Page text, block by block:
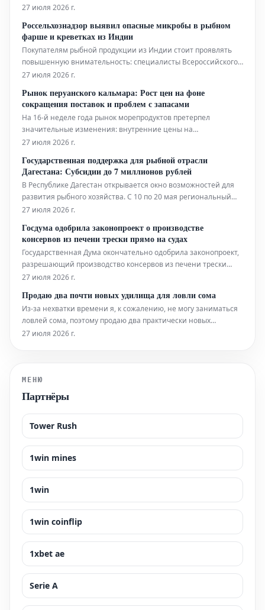
минувшее воскресенье ассоциацией Over Fishing Circeo. Курс
полученных в результате морских происшествий.
Мероприятие, пр
27 июля 2026 г.
Россельхознадзор выявил опасные микробы в рыбном
фарше и креветках из Индии
Покупателям рыбной продукции из Индии стоит проявлять
повышенную внимательность: специалисты Всероссийского
государственного Центра качества и стандартизации
«ВГНКИ»), подведомственного Россельхознадзору,
обнаружили серьезные нарушения микробиол
27 июля 2026 г.
Рынок перуанского кальмара: Рост цен на фоне
сокращения поставок и проблем с запасами
На 16-й неделе года рынок морепродуктов претерпел
значительные изменения: внутренние цены на
глубоководные виды, в частности на перуанского кальмара
гигантского кальмара увеличилась во всех размерных
категориях, при этом цельный кальма
27 июля 2026 г.
Государственная поддержка для рыбной отрасли
Дагестана: Субсидии до 7 миллионов рублей
В Республике Дагестан открывается окно возможностей для
развития рыбного хозяйства. С 10 по 20 мая региональный
комитет по рыбному хозяйству проведет отбор заявок на
инициатива призвана стимулировать развитие предприятий,
работающих в сфере акв
27 июля 2026 г.
Госдума одобрила законопроект о производстве
консервов из печени трески прямо на судах
Государственная Дума окончательно одобрила законопроект,
разрешающий производство консервов из печени трески
непосредственно на борту прибрежных рыболовных судов.
рыбопромыслового флота (АСРФ), направлена на сохранение
ценного ресур
27 июля 2026 г.
Продаю два почти новых удилища для ловли сома
Из-за нехватки времени я, к сожалению, не могу заниматься
ловлей сома, поэтому продаю два практически новых
удилища, чтобы освободить место. DAM Madcat Heavy Duty,
27 июля 2026 г.
МЕНЮ
Партнёры
Tower Rush
1win mines
1win
1win coinflip
1xbet ae
Serie A